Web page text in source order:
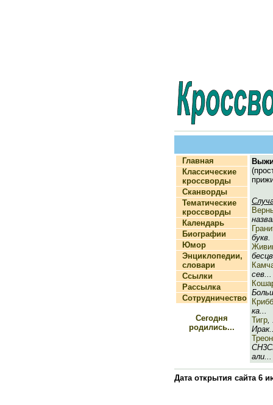
Главная
Классические
кроссворды
Сканворды
Тематические
кроссворды
Календарь
Биографии
Юмор
Энциклопедии,
словари
Ссылки
Рассылка
Сотрудничество
Сегодня
родились...
букв.
сев...
ка...
Тигр,
али...
Дата открытия сайта 6